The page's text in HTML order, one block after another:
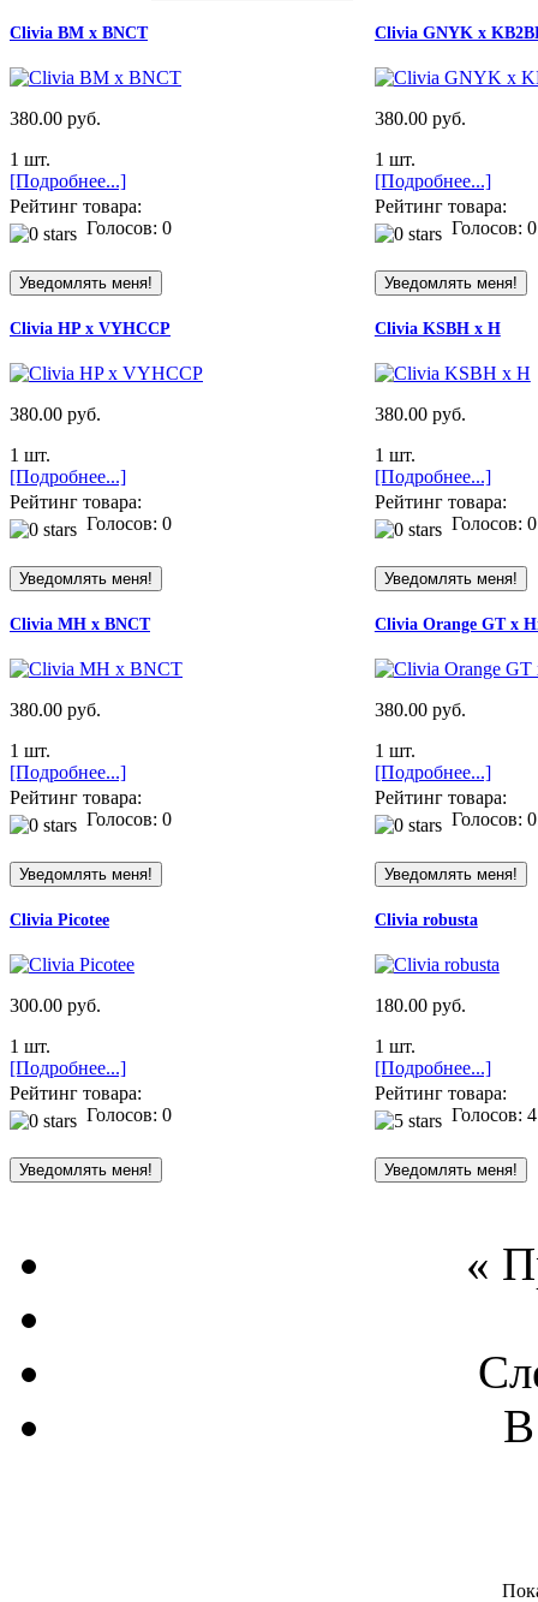
Clivia BM x BNCT
380.00 руб.
1 шт.
[Подробнее...]
Рейтинг товара:
Голосов: 0
Clivia GNYK x
380.00 руб.
1 шт.
[Подробнее...]
Рейтинг товара:
Голосов: 0
Clivia HP x VYHCCP
380.00 руб.
1 шт.
[Подробнее...]
Рейтинг товара:
Голосов: 0
Clivia KSBH x H
380.00 руб.
1 шт.
[Подробнее...]
Рейтинг товара:
Голосов: 0
Clivia MH x BNCT
380.00 руб.
1 шт.
[Подробнее...]
Рейтинг товара:
Голосов: 0
Clivia Orange GT x
380.00 руб.
1 шт.
[Подробнее...]
Рейтинг товара:
Голосов: 0
Clivia Picotee
300.00 руб.
1 шт.
[Подробнее...]
Рейтинг товара:
Голосов: 0
Clivia robusta
180.00 руб.
1 шт.
[Подробнее...]
Рейтинг товара:
Голосов: 4
«